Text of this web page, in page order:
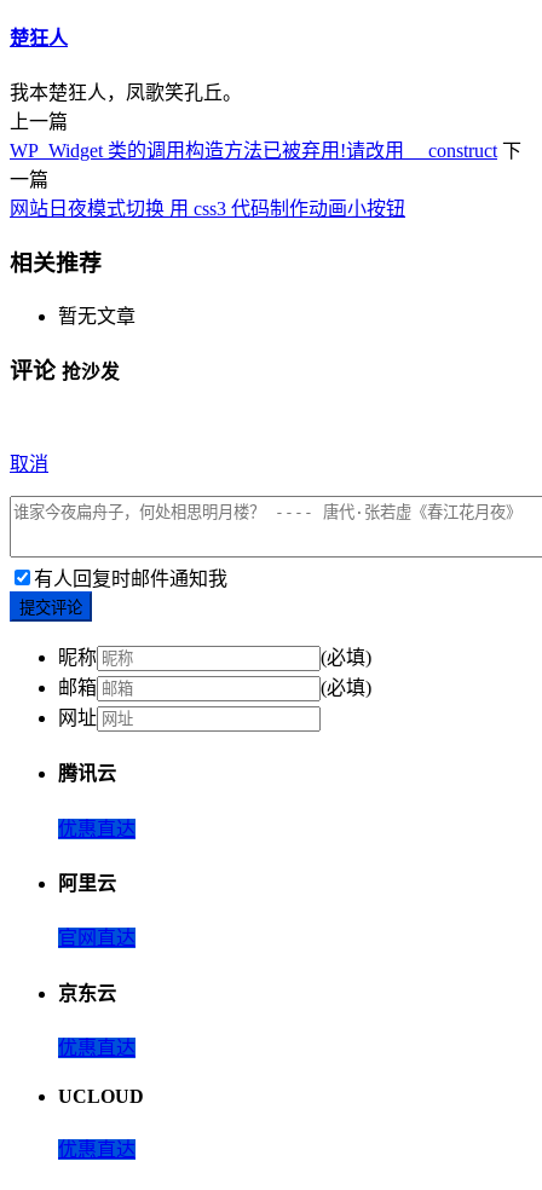
楚狂人
我本楚狂人，凤歌笑孔丘。
上一篇
WP_Widget 类的调用构造方法已被弃用!请改用 __construct 下
一篇
网站日夜模式切换 用 css3 代码制作动画小按钮
相关推荐
暂无文章
评论 抢沙发
取消
有人回复时邮件通知我
提交评论
昵称
(必填)
邮箱
(必填)
网址
腾讯云
优惠直达
阿里云
官网直达
京东云
优惠直达
UCLOUD
优惠直达